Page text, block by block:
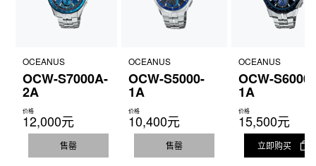
OCEANUS
OCW-S7000A-
2A
价格
12,000元
售罄
OCEANUS
OCW-S5000-
1A
价格
10,400元
售罄
OCEANUS
OCW-S6000-
1A
价格
15,500元
立即购买